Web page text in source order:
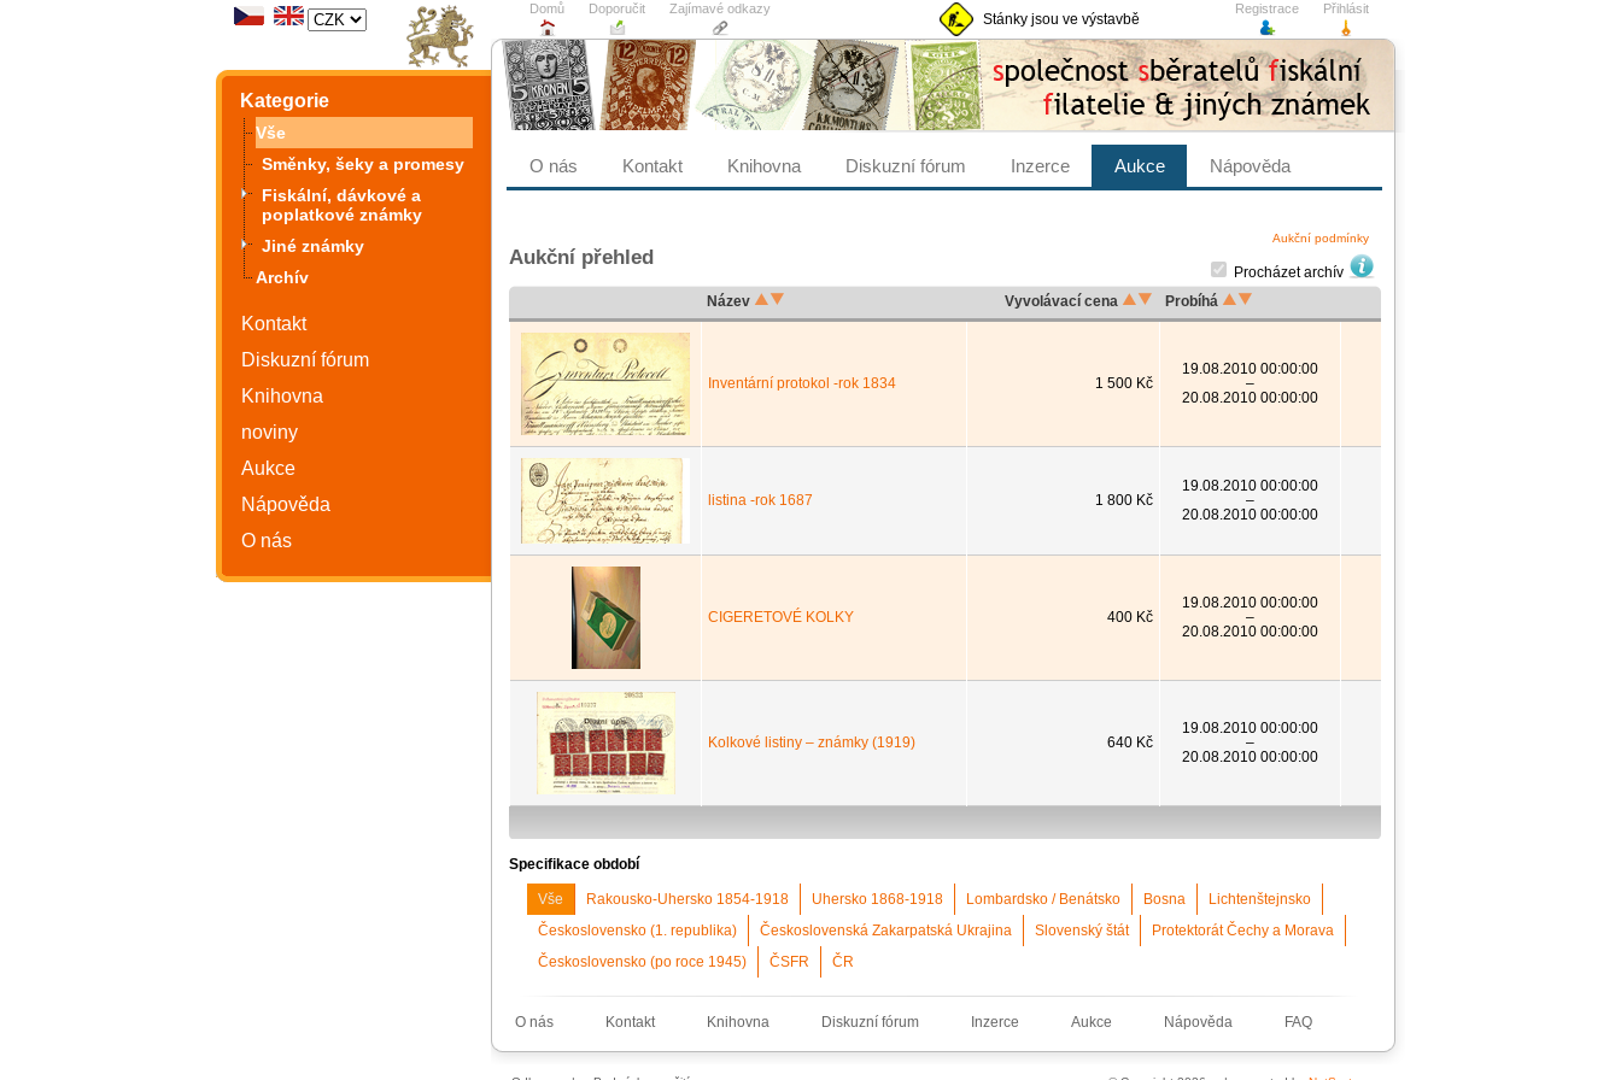
Aukční podmínky
Procházet archív
Aukční přehled
Název Vyvolávací cena Probíhá
Inventární protokol -rok 1834 1 500 Kč
19.08.2010 00:00:00
–
20.08.2010 00:00:00
listina -rok 1687 1 800 Kč
19.08.2010 00:00:00
–
20.08.2010 00:00:00
CIGERETOVÉ KOLKY 400 Kč
19.08.2010 00:00:00
–
20.08.2010 00:00:00
Kolkové listiny – známky (1919) 640 Kč
19.08.2010 00:00:00
–
20.08.2010 00:00:00
Specifikace období
Vše Rakousko-Uhersko 1854-1918 Uhersko 1868-1918 Lombardsko / Benátsko Bosna
Lichtenštejnsko
Československo (1. republika)
Československá Zakarpatská Ukrajina Slovenský štát
Protektorát Čechy a Morava
Československo (po roce 1945)
ČSFR ČR
Kategorie
Vše
Směnky, šeky a promesy
Fiskální, dávkové a
poplatkové známky
Jiné známky
Archív
Kontakt
Diskuzní fórum
Knihovna
noviny
Aukce
Nápověda
O nás
O nás Kontakt Knihovna Diskuzní fórum Inzerce Aukce Nápověda
Domů Doporučit Zajímavé odkazy Registrace Přihlásit
Stánky jsou ve výstavbě
O nás Kontakt Knihovna Diskuzní fórum Inzerce Aukce Nápověda FAQ